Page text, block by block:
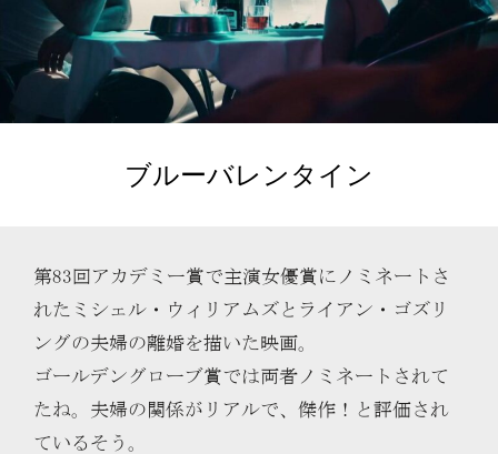
ブルーバレンタイン
第83回アカデミー賞で主演女優賞にノミネートさ
れたミシェル・ウィリアムズとライアン・ゴズリ
ングの夫婦の離婚を描いた映画。
ゴールデングローブ賞では両者ノミネートされて
たね。夫婦の関係がリアルで、傑作！と評価され
ているそう。